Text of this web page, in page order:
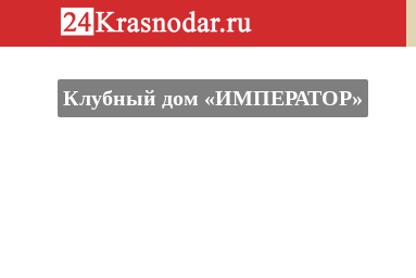
Клубный дом «ИМПЕРАТОР»